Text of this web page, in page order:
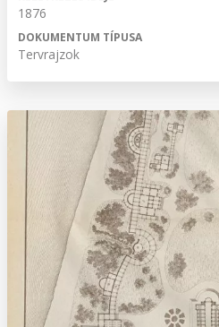
1876
DOKUMENTUM TÍPUSA
Tervrajzok